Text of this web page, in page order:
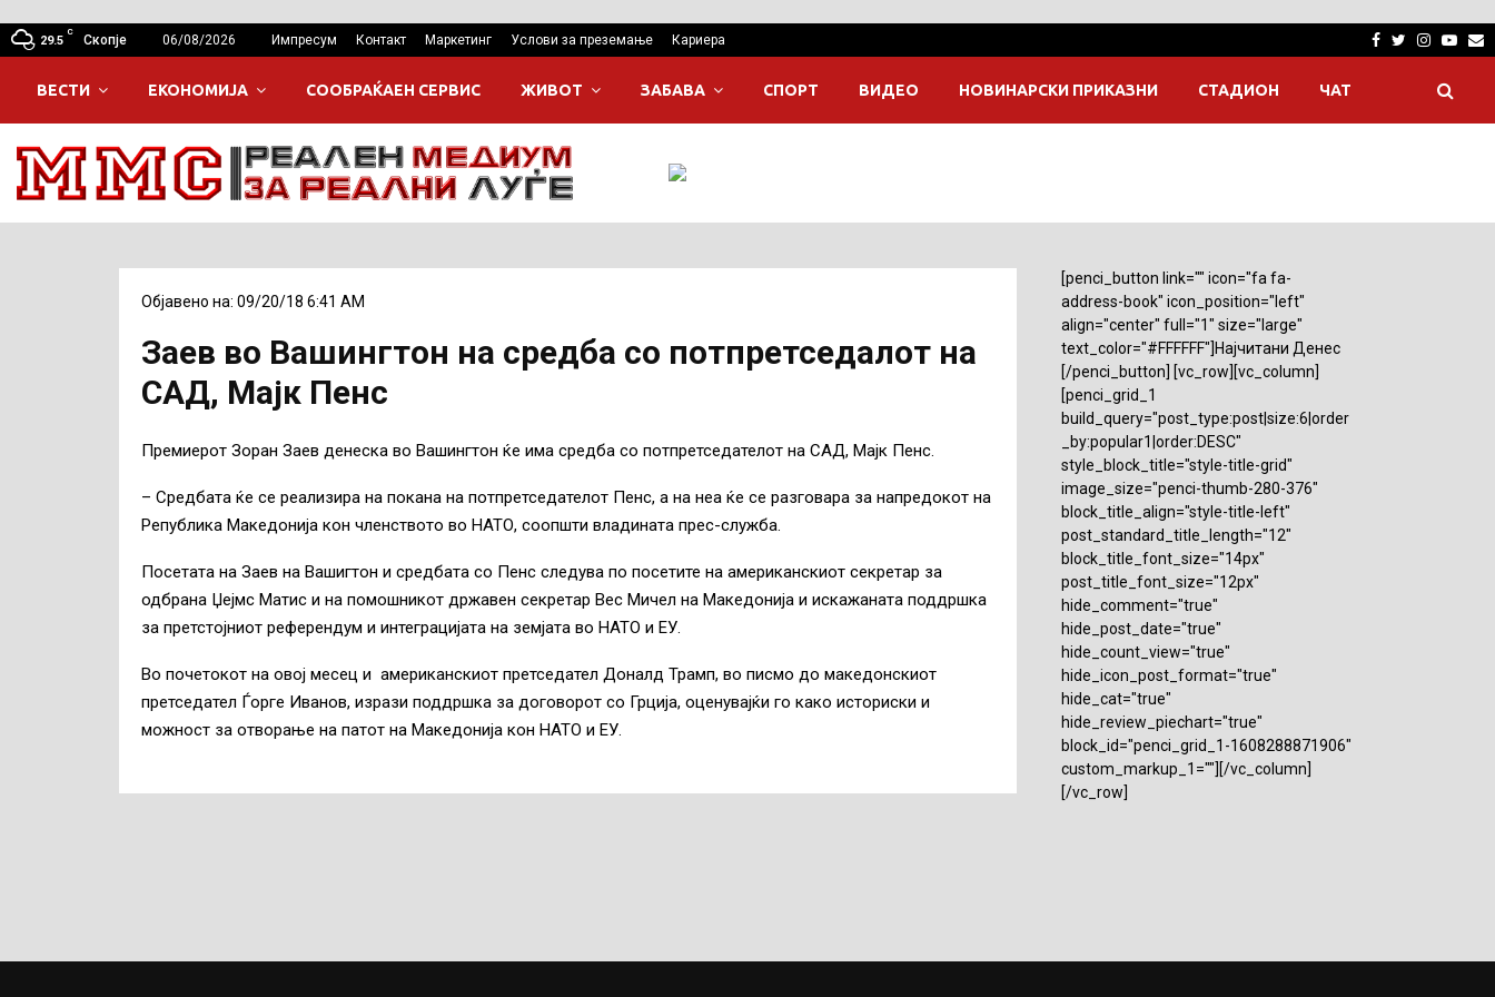
29.5
C
Скопје 06/08/2026 Импресум Контакт Маркетинг Услови за преземање Кариера Facebook
Twitter
ВЕСТИ ЕКОНОМИЈА СООБРАЌАЕН СЕРВИС ЖИВОТ ЗАБАВА СПОРТ ВИДЕО НОВИНАРСКИ ПРИКАЗНИ СТАДИОН ЧАТ
Објавено на: 09/20/18 6:41 AM
Заев во Вашингтон на средба со потпретседалот на
САД, Мајк Пенс
Премиерот Зоран Заев денеска во Вашингтон ќе има средба со потпретседателот на САД, Мајк Пенс.
– Средбата ќе се реализира на покана на потпретседателот Пенс, а на неа ќе се разговара за напредокот на
Република Македонија кон членството во НАТО, соопшти владината прес-служба.
Посетата на Заев на Вашигтон и средбата со Пенс следува по посетите на американскиот секретар за
одбрана Џејмс Матис и на помошникот државен секретар Вес Мичел на Македонија и искажаната поддршка
за претстојниот референдум и интеграцијата на земјата во НАТО и ЕУ.
Во почетокот на овој месец и американскиот претседател Доналд Трамп, во писмо до македонскиот
претседател Ѓорге Иванов, изрази поддршка за договорот со Грција, оценувајќи го како историски и
можност за отворање на патот на Македонија кон НАТО и ЕУ.
[penci_button link="" icon="fa fa-
address-book" icon_position="left"
align="center" full="1" size="large"
text_color="#FFFFFF"]Најчитани Денес
[/penci_button] [vc_row][vc_column]
[penci_grid_1
build_query="post_type:post|size:6|order
_by:popular1|order:DESC"
style_block_title="style-title-grid"
image_size="penci-thumb-280-376"
block_title_align="style-title-left"
post_standard_title_length="12"
block_title_font_size="14px"
post_title_font_size="12px"
hide_comment="true"
hide_post_date="true"
hide_count_view="true"
hide_icon_post_format="true"
hide_cat="true"
hide_review_piechart="true"
block_id="penci_grid_1-1608288871906"
custom_markup_1=""][/vc_column]
[/vc_row]